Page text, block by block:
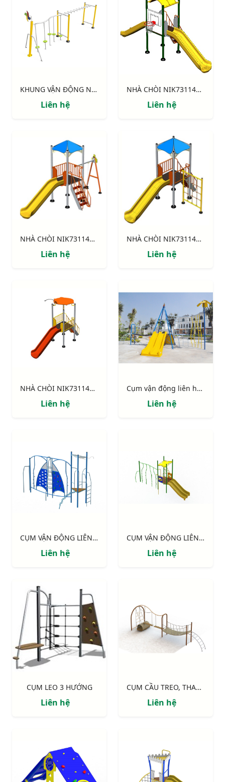
KHUNG VẬN ĐỘNG NIK731003-DT: CHUYỀN DÂY - THANG NGANG
Liên hệ
NHÀ CHÒI NIK731146-4: Thang leo, 2 cầu trượt, bóng rổ
Liên hệ
NHÀ CHÒI NIK731146-3: Thang leo, cầu trượt, xích đu.
Liên hệ
NHÀ CHÒI NIK731146-2: Thang leo, cầu trượt, khung leo.
Liên hệ
NHÀ CHÒI NIK731146-1 : Thang leo, cầu trượt
Liên hệ
Cụm vận động liên hoàn "Ốc đảo"
Liên hệ
CỤM VẬN ĐỘNG LIÊN HOÀN: "TIẾNG SÓNG"
Liên hệ
CỤM VẬN ĐỘNG LIÊN HOÀN: "VƯỜN XUÂN"
Liên hệ
CỤM LEO 3 HƯỚNG
Liên hệ
CỤM CẦU TREO, THANG DÂY
Liên hệ